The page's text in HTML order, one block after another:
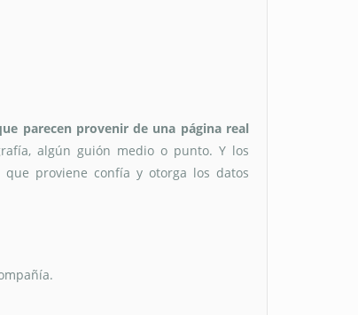
parecen provenir de una página real
algún guión medio o punto. Y los
proviene confía y otorga los datos